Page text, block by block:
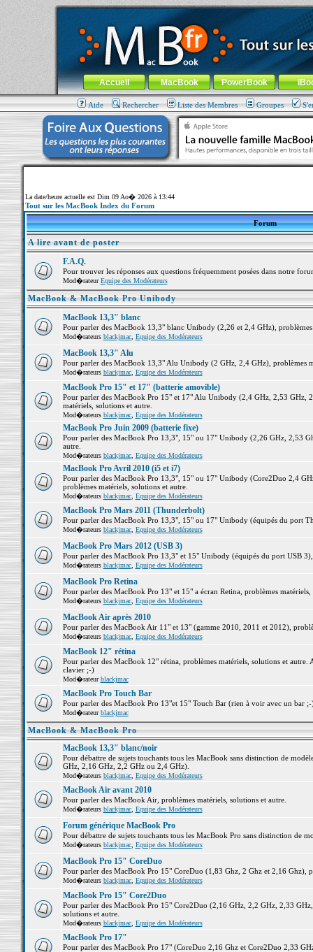
MacBook-fr.com : 100% Apple... 100% nomade !
Aller au contenu-Aller au menu général-Aller au menu de
Menu général
Accueil MacBook PowerBook
Aide Rechercher Liste des Membres Groupes
La date/heure actuelle est Dim 09 Ao� 2026 à 13:44
Tout sur les MacBook Index du Forum
Forum
A lire avant de poster
F.A.Q.
Pour trouver les réponses aux questions fréquemment posées dans notre
Mod�rateurEquipe des Modérateurs
MacBook & MacBook Pro Unibody
MacBook 13,3" blanc
Pour parler des MacBook 13,3" blanc Unibody (2,26 et 2,4 GHz),
Mod�rateurs blackjmac, Equipe des Modérateurs
MacBook 13,3" Alu
Pour parler des MacBook 13,3" Alu Unibody (2 GHz, 2,4 GHz), problèmes
Mod�rateurs blackjmac, Equipe des Modérateurs
MacBook Pro 15" et 17" (batterie amovible)
Pour parler des MacBook Pro 15" et 17" Alu Unibody (2,4 GHz, 2,53 GHz,
matériels, solutions et autre.
Mod�rateurs blackjmac, Equipe des Modérateurs
MacBook Pro Juin 2009 (batterie fixe)
Pour parler des MacBook Pro 13,3", 15" ou 17" Unibody (2,26 GHz, 2,53
autre.
Mod�rateurs blackjmac, Equipe des Modérateurs
MacBook Pro Avril 2010 (i5 et i7)
Pour parler des MacBook Pro 13,3", 15" ou 17" Unibody (Core2Duo 2,4
problèmes matériels, solutions et autre.
Mod�rateurs blackjmac, Equipe des Modérateurs
MacBook Pro Mars 2011 (Thunderbolt)
Pour parler des MacBook Pro 13,3", 15" ou 17" Unibody (équipés du port
Mod�rateurs blackjmac, Equipe des Modérateurs
MacBook Pro Mars 2012 (USB 3)
Pour parler des MacBook Pro 13,3" et 15" Unibody (équipés du port USB
Mod�rateurs blackjmac, Equipe des Modérateurs
MacBook Pro Retina
Pour parler des MacBook Pro 13" et 15" a écran Retina, problèmes matériels,
Mod�rateurs blackjmac, Equipe des Modérateurs
MacBook Air après 2010
Pour parler des MacBook Air 11" et 13" (gamme 2010, 2011 et 2012),
Mod�rateurs blackjmac, Equipe des Modérateurs
MacBook 12" rétina
Pour parler des MacBook 12" rétina, problèmes matériels, solutions et
clavier ;-)
Mod�rateurblackjmac
MacBook Pro Touch Bar
Pour parler des MacBook Pro 13"et 15" Touch Bar (rien à voir avec un bar
Mod�rateurblackjmac
MacBook & MacBook Pro
MacBook 13,3" blanc/noir
Pour débattre de sujets touchants tous les MacBook sans distinction de
GHz, 2,16 GHz, 2,2 GHz ou 2,4 GHz).
Mod�rateurs blackjmac, Equipe des Modérateurs
MacBook Air avant 2010
Pour parler des MacBook Air, problèmes matériels, solutions et autre.
Mod�rateurs blackjmac, Equipe des Modérateurs
Forum générique MacBook Pro
Pour débattre de sujets touchants tous les MacBook Pro sans distinction de
Mod�rateurs blackjmac, Equipe des Modérateurs
MacBook Pro 15" CoreDuo
Pour parler des MacBook Pro 15" CoreDuo (1,83 Ghz, 2 Ghz et 2,16 Ghz),
Mod�rateurs blackjmac, Equipe des Modérateurs
MacBook Pro 15" Core2Duo
Pour parler des MacBook Pro 15" Core2Duo (2,16 GHz, 2,2 GHz, 2,33
solutions et autre.
Mod�rateurs blackjmac, Equipe des Modérateurs
MacBook Pro 17"
Pour parler des MacBook Pro 17" (CoreDuo 2,16 Ghz et Core2Duo 2,33